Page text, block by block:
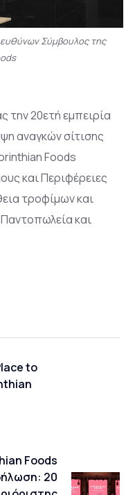
Σύμβουλος της
την 20ετή εμπειρία
αναγκών σίτισης
Foods
και Περιφέρειες
τροφίμων και
και
to
Foods
20